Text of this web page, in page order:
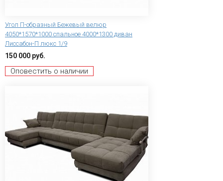
Угол П-образный Бежевый велюр
4050*1570*1000 спальное 4000*1300 диван
Лиссабон-П люкс 1/9
150 000 руб.
Оповестить о наличии